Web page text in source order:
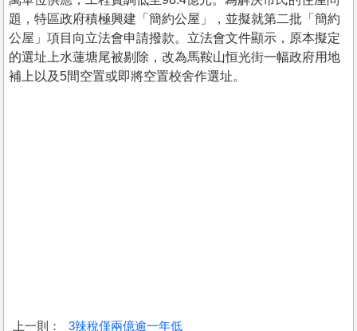
題，特區政府積極興建「簡約公屋」，並擬就第二批「簡約
公屋」項目向立法會申請撥款。立法會文件顯示，原本擬定
的選址上水蓮塘尾被剔除，改為馬鞍山恒光街一幅政府用地
補上以及5間空置或即將空置校舍作選址。
上一則： 3辣稅僅兩億逾一年低